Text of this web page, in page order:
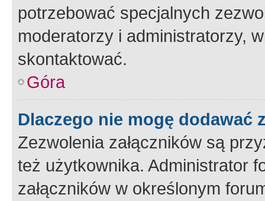
potrzebować specjalnych
moderatorzy i administratorzy,
skontaktować.
Góra
Dlaczego nie mogę dodawać
Zezwolenia załączników są
też użytkownika. Administrator
załączników w określonym